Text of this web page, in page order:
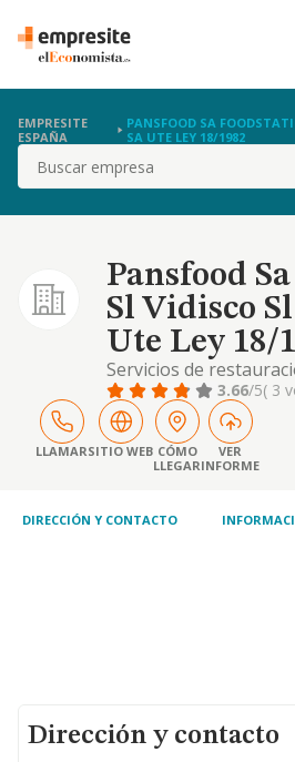
EMPRESITE
ESPAÑA
PANSFOOD SA
SA UTE LEY 18/1982
Buscar
Pansfood
Sl Vidisco
Ute Ley 18/
Servicios de
establecimientos
adjudicatarias de la
cafe".
3.66/5( 3
LLAMARSITIO WEB CÓMO
LLEGAR
VER
INFORME
DIRECCIÓN Y CONTACTO
Dirección y contacto